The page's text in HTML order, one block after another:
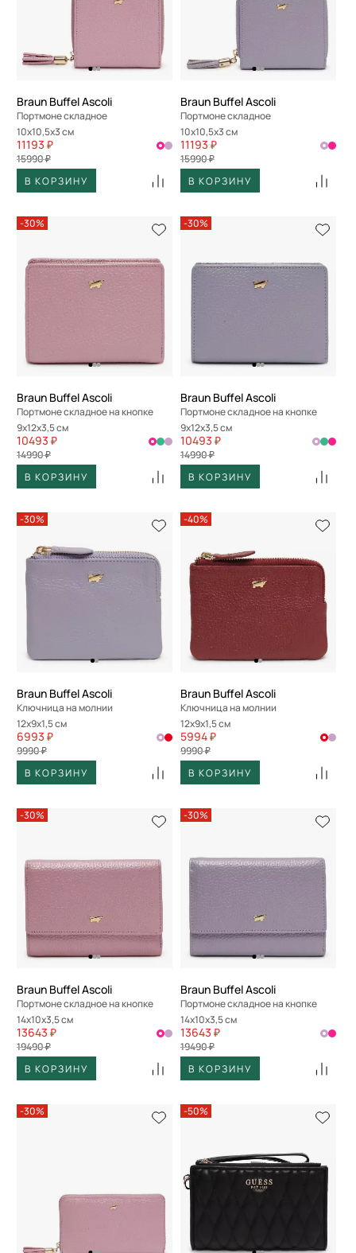
Braun Buffel Ascoli
Портмоне складное
10x10,5x3 см
11193 ₽
15990 ₽
В КОРЗИНУ
Braun Buffel Ascoli
Портмоне складное
10x10,5x3 см
11193 ₽
15990 ₽
В КОРЗИНУ
-30%
Braun Buffel Ascoli
Портмоне складное на кнопке
9x12x3,5 см
10493 ₽
14990 ₽
В КОРЗИНУ
-30%
Braun Buffel Ascoli
Портмоне складное на кнопке
9x12x3,5 см
10493 ₽
14990 ₽
В КОРЗИНУ
-30%
Braun Buffel Ascoli
Ключница на молнии
12x9x1,5 см
6993 ₽
9990 ₽
В КОРЗИНУ
-40%
Braun Buffel Ascoli
Ключница на молнии
12x9x1,5 см
5994 ₽
9990 ₽
В КОРЗИНУ
-30%
Braun Buffel Ascoli
Портмоне складное на кнопке
14x10x3,5 см
13643 ₽
19490 ₽
В КОРЗИНУ
-30%
Braun Buffel Ascoli
Портмоне складное на кнопке
14x10x3,5 см
13643 ₽
19490 ₽
В КОРЗИНУ
-30% -50%